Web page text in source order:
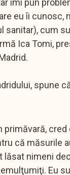
eu îi cunosc,
sanitar), cum
Ica Tomi,
spune
primăvară, cred
că măsurile
lăsat nimeni
Eu